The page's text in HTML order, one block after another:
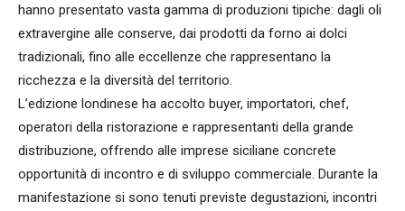
hanno presentato vasta gamma di produzioni tipiche: dagli oli
extravergine alle conserve, dai prodotti da forno ai dolci
tradizionali, fino alle eccellenze che rappresentano la
ricchezza e la diversità del territorio.
L’edizione londinese ha accolto buyer, importatori, chef,
operatori della ristorazione e rappresentanti della grande
distribuzione, offrendo alle imprese siciliane concrete
opportunità di incontro e di sviluppo commerciale. Durante la
manifestazione si sono tenuti previste degustazioni, incontri